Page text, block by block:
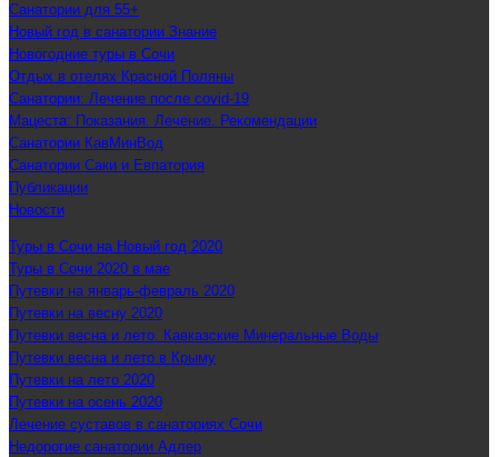
Санатории для 55+
Новый год в санатории Знание
Новогодние туры в Сочи
Отдых в отелях Красной Поляны
Санатории: Лечение после covid-19
Мацеста: Показания. Лечение. Рекомендации
Санатории КавМинВод
Санатории Саки и Евпатория
Публикации
Новости
Туры в Сочи на Новый год 2020
Туры в Сочи 2020 в мае
Путевки на январь-февраль 2020
Путевки на весну 2020
Путевки весна и лето. Кавказские Минеральные Воды
Путевки весна и лето в Крыму
Путевки на лето 2020
Путевки на осень 2020
Лечение суставов в санаториях Сочи
Недорогие санатории Адлер